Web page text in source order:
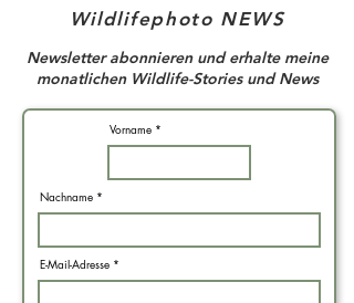
Wildlifephoto NEWS
Newsletter abonnieren und erhalte meine
monatlichen Wildlife-Stories und News
Vorname
Nachname
E-Mail-Adresse